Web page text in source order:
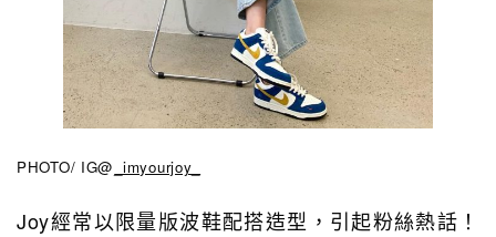
PHOTO/ IG@ _imyourjoy_
Joy經常以限量版波鞋配搭造型，引起粉絲熱話！